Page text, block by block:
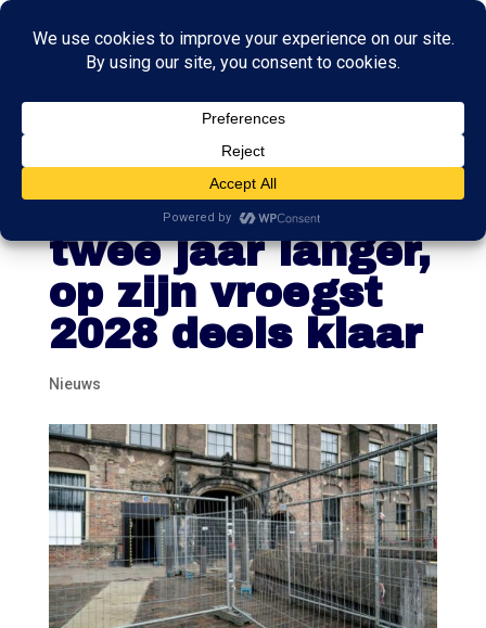
Renovatie
Binnenhof duurt
twee jaar langer,
op zijn vroegst
2028 deels klaar
Nieuws